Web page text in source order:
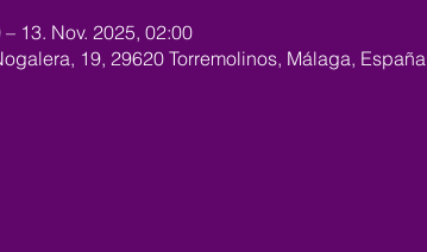
13. Nov. 2025, 02:00
19, 29620 Torremolinos, Málaga, España